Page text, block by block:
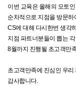
이번 교육은 올해의 모토
순차적으로 지점을 방문
CS에 대해 다시한번 생각
지점 파트너분들이 뽑는
8월까지 진행될 초고객만
초고객만족에 진심인 우
감사합니다.